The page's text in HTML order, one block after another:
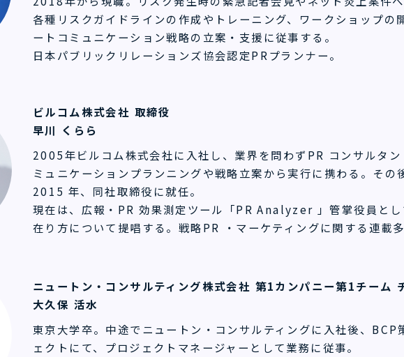
各種リスクガイドラインの作成やトレーニング、ワークショップ
ートコミュニケーション戦略の立案・支援に従事する。
日本パブリックリレーションズ協会認定PRプランナー。
ビルコム株式会社 取締役
早川 くらら
2005年ビルコム株式会社に入社し、業界を問わずPR コンサルタ
ミュニケーションプランニングや戦略立案から実行に携わる。そ
2015 年、同社取締役に就任。
現在は、広報・PR 効果測定ツール「PR Analyzer 」管掌役員と
在り方について提唱する。戦略PR ・マーケティングに関する連載
ニュートン・コンサルティング株式会社 第1カンパニー第1チーム
大久保 活水
東京大学卒。中途でニュートン・コンサルティングに入社後、
ェクトにて、プロジェクトマネージャーとして業務に従事。